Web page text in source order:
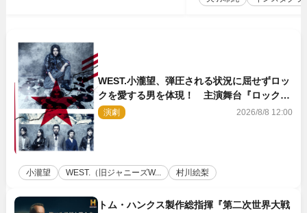
WEST.小瀧望、弾圧される状況に屈せずロッ
クを愛する男を体現！ 主演舞台『ロックン
ロール』ビジュアル解禁
演劇 2026/8/8 12:00
小瀧望 WEST.（旧ジャニーズW... 村川絵梨
トム・ハンクス製作総指揮『第二次世界大戦